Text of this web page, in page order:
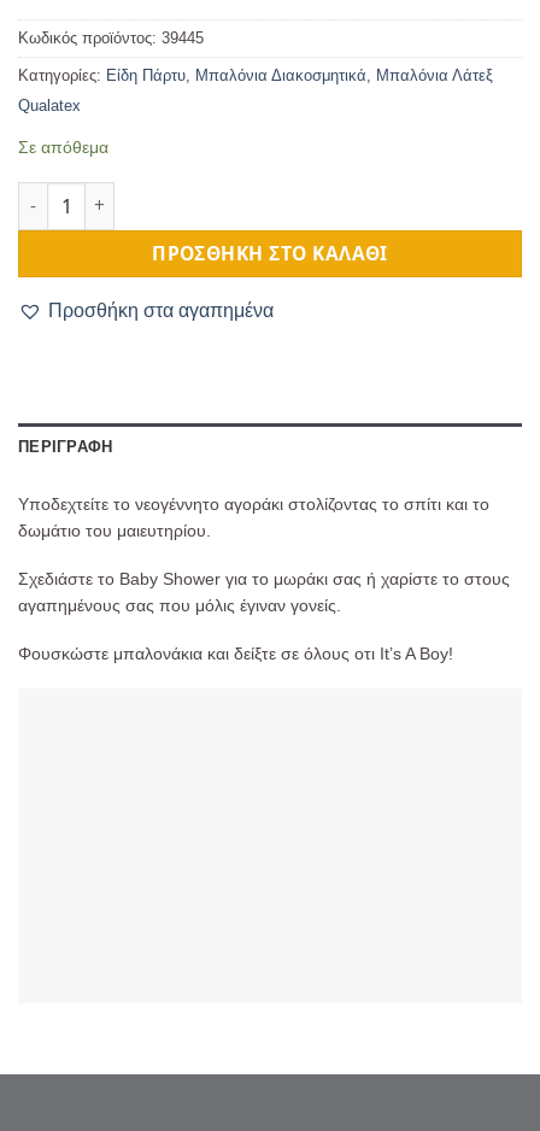
Κωδικός προϊόντος: 39445
Κατηγορίες: Είδη Πάρτυ Μπαλόνια Διακοσμητικά
Μπαλόνια Λάτεξ
Qualatex
Σε απόθεμα
ΠΡΟΣΘΉΚΗ ΣΤΟ ΚΑΛΆΘΙ
Προσθήκη στα αγαπημένα
ΠΕΡΙΓΡΑΦΉ
Υποδεχτείτε το νεογέννητο αγοράκι στολίζοντας το σπίτι και το
δωμάτιο του μαιευτηρίου.
Σχεδιάστε το Baby Shower για το μωράκι σας ή χαρίστε το στους
αγαπημένους σας που μόλις έγιναν γονείς.
Φουσκώστε μπαλονάκια και δείξτε σε όλους οτι It’s A Boy!